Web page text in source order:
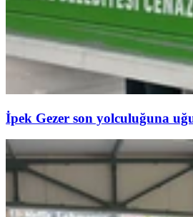
İpek Gezer son yolculuğuna